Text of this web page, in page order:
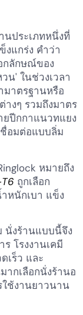
นประเภทหนึ่งที่
แกร่ง คำว่า
กลักษณ์ของ
น' ในช่วงเวลา
าตรฐานหรือ
งๆ รวมถึงมาตร
ยปีกกาแนวทแยง
ชื่อมต่อแบบลิ่ม
หมายถึง
ถูกเลือก
หนักเบา แข็ง
นั่งร้านแบบนี้จึง
โรงงานเคมี
เร็ว และ
กเลือกนั่งร้านอ
ใช้งานยาวนาน